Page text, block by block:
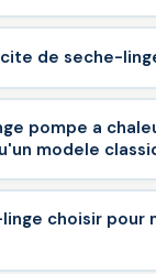
de seche-
pompe a
modele
choisir pour